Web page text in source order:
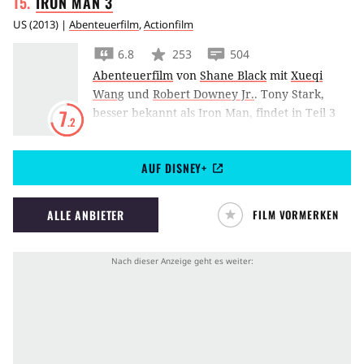
US(2013) | Abenteuerfilm,Actionfilm
7.2
6.8 253
504
Abenteuerfilm von Shane Black mit Xueqi
Wang und Robert Downey Jr.. Tony Stark,
besser bekannt als Iron Man, findet in Teil 3
härtesten Widersacher.
AUF DISNEY+
ALLE ANBIETER FILM VORMERKEN